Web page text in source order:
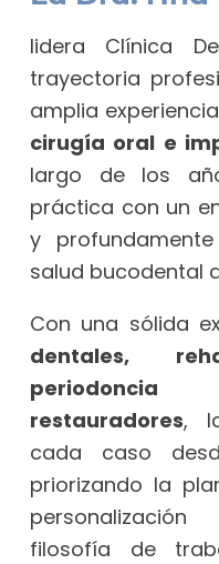
lidera Clínica
trayectoria
amplia
cirugía oral e
largo de los
práctica con un
y
salud bucodental
Con una sólida
dentales,
restauradores,
cada caso
priorizando la
filosofía de